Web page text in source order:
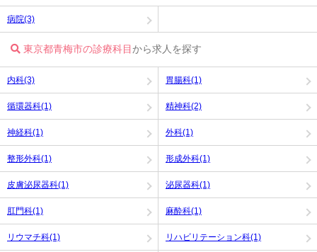
病院(3)
東京都青梅市の診療科目から求人を探す
内科(3) 胃腸科(1)
循環器科(1) 精神科(2)
神経科(1) 外科(1)
整形外科(1) 形成外科(1)
皮膚泌尿器科(1) 泌尿器科(1)
肛門科(1) 麻酔科(1)
リウマチ科(1) リハビリテーション科(1)